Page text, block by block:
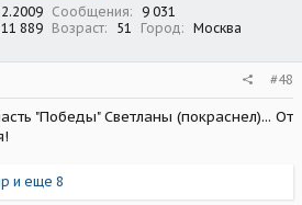
Сообщения
9 031
11 889 Возраст 51 Город
Москва
#48
"Победы" Светланы (покраснел)... От
и еще 8